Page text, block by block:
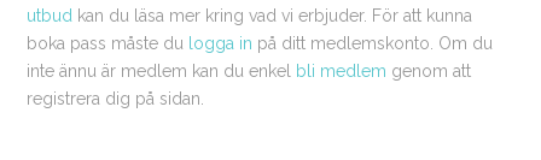
utbud kan du läsa mer kring vad vi erbjuder. För att kunna
boka pass måste du logga in på ditt medlemskonto. Om du
inte ännu är medlem kan du enkel bli medlem genom att
registrera dig på sidan.